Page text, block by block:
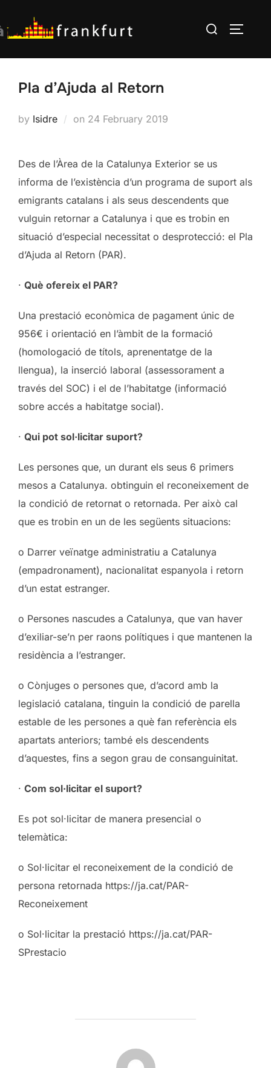
to
content
Search
Pla d’Ajuda al Retorn
by Isidre on Posted
24 February 2019
Des de l’Àrea de la Catalunya Exterior se us
informa de l’existència d’un programa de suport als
emigrants catalans i als seus descendents que
vulguin retornar a Catalunya i que es trobin en
situació d’especial necessitat o desprotecció: el Pla
d’Ajuda al Retorn (PAR).
· Què ofereix el PAR?
Una prestació econòmica de pagament únic de
956€ i orientació en l’àmbit de la formació
(homologació de títols, aprenentatge de la
llengua), la inserció laboral (assessorament a
través del SOC) i el de l’habitatge (informació
sobre accés a habitatge social).
· Qui pot sol·licitar suport?
Les persones que, un durant els seus 6 primers
mesos a Catalunya. obtinguin el reconeixement de
la condició de retornat o retornada. Per això cal
que es trobin en un de les següents situacions:
o Darrer veïnatge administratiu a Catalunya
(empadronament), nacionalitat espanyola i retorn
d’un estat estranger.
o Persones nascudes a Catalunya, que van haver
d’exiliar-se’n per raons polítiques i que mantenen la
residència a l’estranger.
o Cònjuges o persones que, d’acord amb la
legislació catalana, tinguin la condició de parella
estable de les persones a què fan referència els
apartats anteriors; també els descendents
d’aquestes, fins a segon grau de consanguinitat.
· Com sol·licitar el suport?
Es pot sol·licitar de manera presencial o
telemàtica:
o Sol·licitar el reconeixement de la condició de
persona retornada https://ja.cat/PAR-
Reconeixement
o Sol·licitar la prestació https://ja.cat/PAR-
SPrestacio
POST AUTHOR